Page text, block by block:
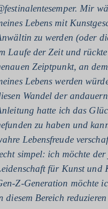
Mir
Lebens mit
zu werden (oder
Laufe der Zeit und
Zeiptpunkt, an
Lebens werden
Wandel der
hatte ich das
zu haben und
Lebensfreude
simpel: ich möchte
für Kunst und
Z-Generation möchte
diesem Bereich